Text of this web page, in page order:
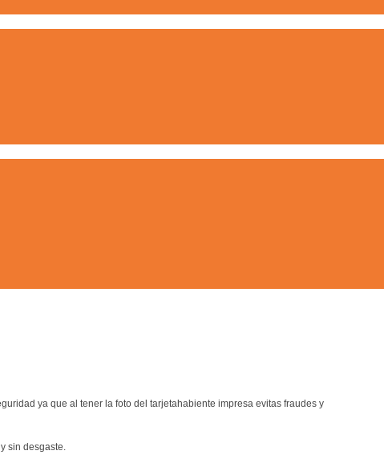
ya que al tener la foto del tarjetahabiente impresa evitas fraudes y
sin desgaste.